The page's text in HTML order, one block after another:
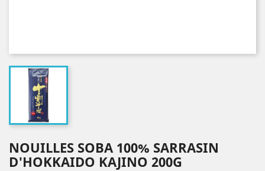
NOUILLES SOBA 100% SARRASIN
D'HOKKAIDO KAJINO 200G